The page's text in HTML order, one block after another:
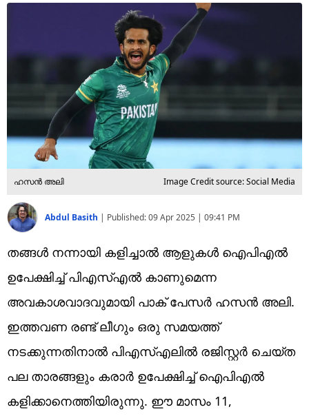
Web Story
ഹസൻ അലി Image Credit source: Social Media
Abdul Basith | Published:09 Apr 2025 | 09:41 PM
തങ്ങൾ നന്നായി കളിച്ചാൽ ആളുകൾ ഐപിഎൽ
ഉപേക്ഷിച്ച് പിഎസ്എൽ കാണുമെന്ന
അവകാശവാദവുമായി പാക് പേസർ ഹസൻ അലി.
ഇത്തവണ രണ്ട് ലീഗും ഒരു സമയത്ത്
നടക്കുന്നതിനാൽ പിഎസ്എലിൽ രജിസ്റ്റർ ചെയ്ത
പല താരങ്ങളും കരാർ ഉപേക്ഷിച്ച് ഐപിഎൽ
കളിക്കാനെത്തിയിരുന്നു. ഈ മാസം 11,